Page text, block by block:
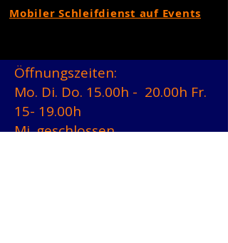
Mobiler Schleifdienst auf Events
Öffnungszeiten:
Mo. Di. Do. 15.00h - 20.00h Fr.
15- 19.00h
Mi. geschlossen.